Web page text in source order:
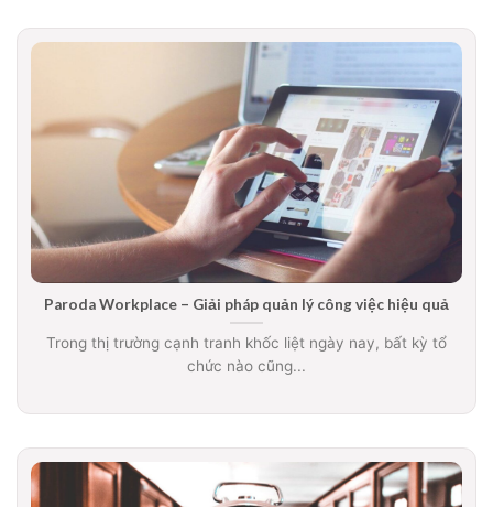
Paroda Workplace – Giải pháp quản lý công việc hiệu quả
Trong thị trường cạnh tranh khốc liệt ngày nay, bất kỳ tổ
chức nào cũng...